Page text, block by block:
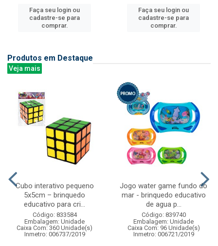
Faça seu login ou
cadastre-se para
comprar.
Faça seu login ou
cadastre-se para
comprar.
Produtos em Destaque
Veja mais
Cubo interativo pequeno
5x5cm – brinquedo
educativo para cri...
Código: 833584
Embalagem: Unidade
Caixa Com: 360 Unidade(s)
Inmetro: 006737/2019
Jogo water game fundo do
mar - brinquedo educativo
de agua p...
Código: 839740
Embalagem: Unidade
Caixa Com: 96 Unidade(s)
Inmetro: 006721/2019